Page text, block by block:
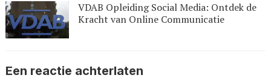
VDAB Opleiding Social Media: Ontdek de
Kracht van Online Communicatie
Een reactie achterlaten